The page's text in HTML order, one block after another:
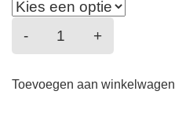
-
Secrets
-
+
Toevoegen aan winkelwagen